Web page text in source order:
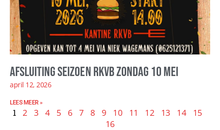
Afsluiting seizoen RKVB zondag 10 mei
april 12, 2026
LEES MEER »
1 2 3 4 5 6 7 8 9 10 11 12 13 14
15
16